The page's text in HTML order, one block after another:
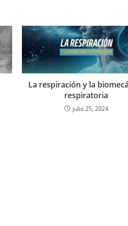
La respiración y la
respiratoria
julio 25, 2024